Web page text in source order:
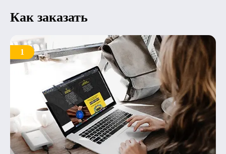
Как заказать
1